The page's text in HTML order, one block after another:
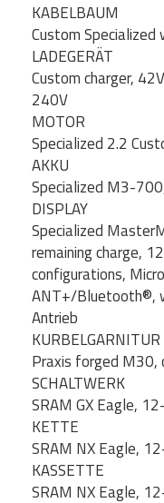
KABELBAUM
Custom Specialized
LADEGERÄT
Custom charger,
240V
MOTOR
Specialized 2.2
AKKU
Specialized M3-
DISPLAY
Specialized
remaining charge,
configurations,
ANT+/Bluetooth®,
Antrieb
KURBELGARNITUR
Praxis forged
SCHALTWERK
SRAM GX Eagle,
KETTE
SRAM NX Eagle,
KASSETTE
SRAM NX Eagle,